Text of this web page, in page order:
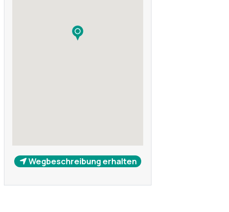
Wegbeschreibung erhalten